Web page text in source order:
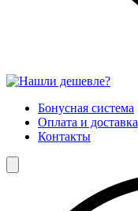
Бонусная система
Оплата и доставка
Контакты